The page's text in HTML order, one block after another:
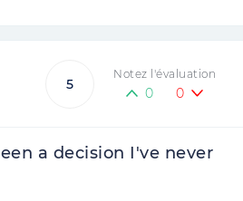
5
Notez l'évaluation
0 0
a decision I've never